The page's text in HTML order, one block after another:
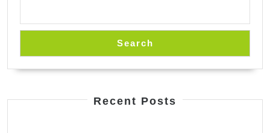
Search
Recent Posts